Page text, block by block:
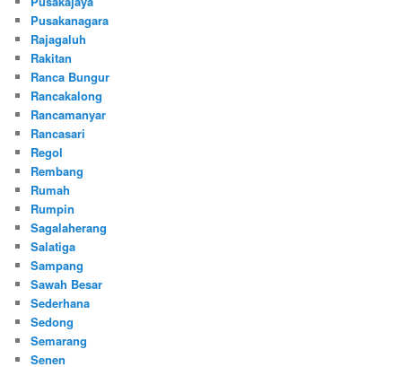
Pusakanagara
Rajagaluh
Rakitan
Ranca Bungur
Rancakalong
Rancamanyar
Rancasari
Regol
Rembang
Rumah
Rumpin
Sagalaherang
Salatiga
Sampang
Sawah Besar
Sederhana
Sedong
Semarang
Senen